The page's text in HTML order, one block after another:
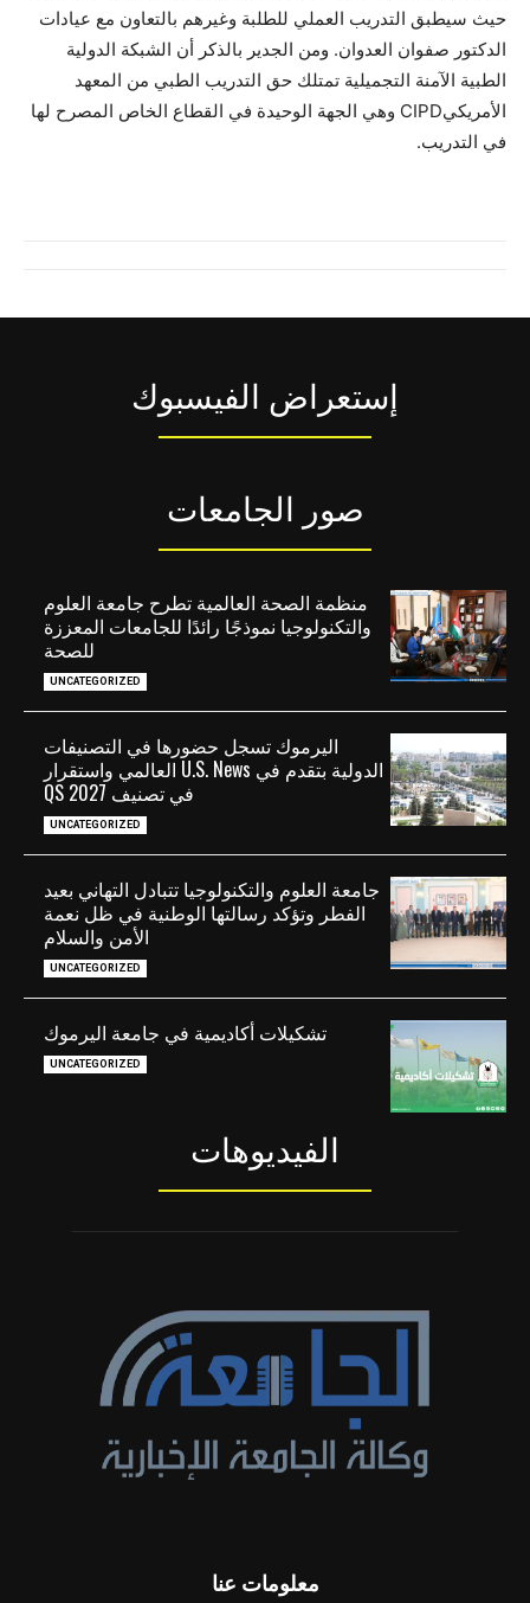
حيث سيطبق التدريب العملي للطلبة وغيرهم بالتعاون مع عيادات
الدكتور صفوان العدوان. ومن الجدير بالذكر أن الشبكة الدولية
الطبية الآمنة التجميلية تمتلك حق التدريب الطبي من المعهد
الأمريكيCIPD وهي الجهة الوحيدة في القطاع الخاص المصرح لها
في التدريب.
إستعراض الفيسبوك
صور الجامعات
منظمة الصحة العالمية تطرح جامعة العلوم
والتكنولوجيا نموذجًا رائدًا للجامعات المعززة
للصحة
UNCATEGORIZED
اليرموك تسجل حضورها في التصنيفات
الدولية بتقدم في U.S. News العالمي واستقرار
في تصنيف QS 2027
UNCATEGORIZED
جامعة العلوم والتكنولوجيا تتبادل التهاني بعيد
الفطر وتؤكد رسالتها الوطنية في ظل نعمة
الأمن والسلام
UNCATEGORIZED
تشكيلات أكاديمية في جامعة اليرموك
UNCATEGORIZED
الفيديوهات
معلومات عنا